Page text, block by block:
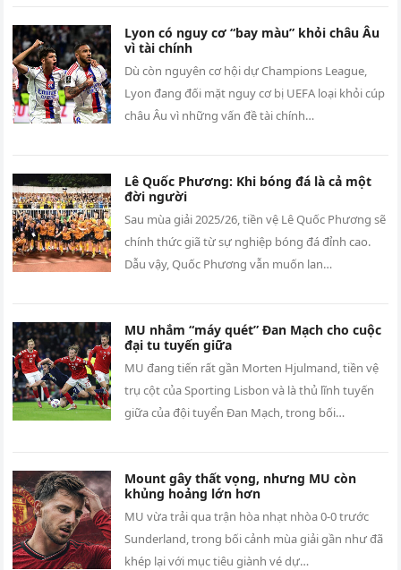
Lyon có nguy cơ “bay màu” khỏi châu Âu
vì tài chính
Dù còn nguyên cơ hội dự Champions League,
Lyon đang đối mặt nguy cơ bị UEFA loại khỏi cúp
châu Âu vì những vấn đề tài chính…
Lê Quốc Phương: Khi bóng đá là cả một
đời người
Sau mùa giải 2025/26, tiền vệ Lê Quốc Phương sẽ
chính thức giã từ sự nghiệp bóng đá đỉnh cao.
Dẫu vậy, Quốc Phương vẫn muốn lan…
MU nhắm “máy quét” Đan Mạch cho cuộc
đại tu tuyến giữa
MU đang tiến rất gần Morten Hjulmand, tiền vệ
trụ cột của Sporting Lisbon và là thủ lĩnh tuyến
giữa của đội tuyển Đan Mạch, trong bối…
Mount gây thất vọng, nhưng MU còn
khủng hoảng lớn hơn
MU vừa trải qua trận hòa nhạt nhòa 0-0 trước
Sunderland, trong bối cảnh mùa giải gần như đã
khép lại với mục tiêu giành vé dự…